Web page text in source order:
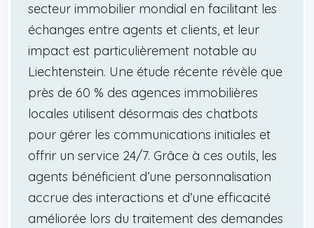
secteur immobilier mondial en facilitant les
échanges entre agents et clients, et leur
impact est particulièrement notable au
Liechtenstein. Une étude récente révèle que
près de 60 % des agences immobilières
locales utilisent désormais des chatbots
pour gérer les communications initiales et
offrir un service 24/7. Grâce à ces outils, les
agents bénéficient d’une personnalisation
accrue des interactions et d’une efficacité
améliorée lors du traitement des demandes